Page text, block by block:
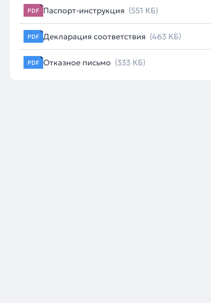
PDF Паспорт-инструкция (551 КБ)
PDF Декларация соответствия (463 КБ)
PDF Отказное письмо (333 КБ)